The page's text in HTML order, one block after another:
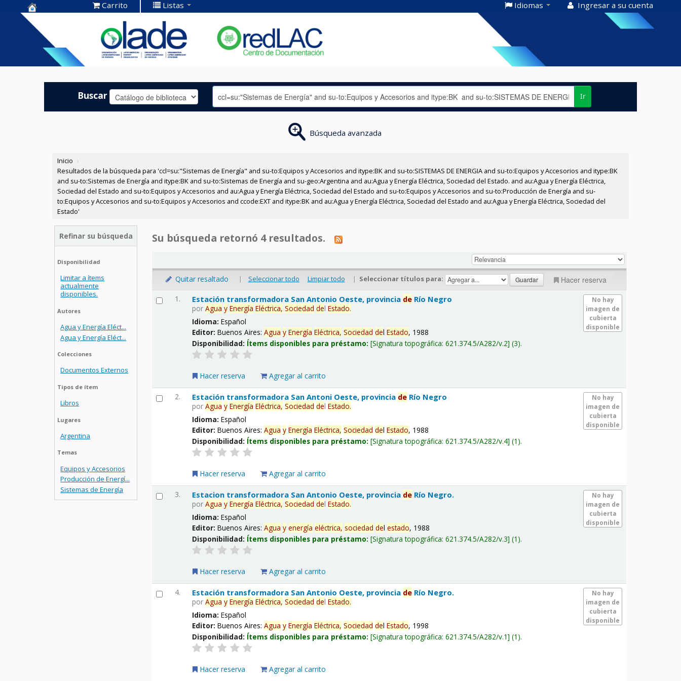
Centro de
Documentación
OLADE -
Carrito Listas Idiomas Ingresar a su cuenta
Buscar Ir
Búsqueda avanzada
Inicio ›
Resultados de la búsqueda para 'ccl=su:"Sistemas de Energía" and su-to:Equipos y Accesorios and itype:BK and su-to:SISTEMAS DE ENERGIA and su-to:Equipos y Accesorios and itype:BK
and su-to:Sistemas de Energía and itype:BK and su-to:Sistemas de Energía and su-geo:Argentina and au:Agua y Energía Eléctrica, Sociedad del Estado. and au:Agua y Energía Eléctrica,
Sociedad del Estado and su-to:Equipos y Accesorios and au:Agua y Energía Eléctrica, Sociedad del Estado and su-to:Equipos y Accesorios and su-to:Producción de Energía and su-
to:Equipos y Accesorios and su-to:Equipos y Accesorios and ccode:EXT and itype:BK and au:Agua y Energía Eléctrica, Sociedad del Estado and au:Agua y Energía Eléctrica, Sociedad del
Estado'
Refinar su búsqueda
Disponibilidad
Limitar a ítems
actualmente
disponibles.
Autores
Agua y Energía Eléct...
Agua y Energía Eléct...
Colecciones
Documentos Externos
Tipos de ítem
Libros
Lugares
Argentina
Temas
Equipos y Accesorios
Producción de Energí...
Sistemas de Energía
Su búsqueda retornó 4 resultados.
Quitar resaltado | Seleccionar todo Limpiar todo | Seleccionar títulos para: Hacer reserva
1.
No hay
imagen de
cubierta
disponible
Estación transformadora San Antonio Oeste, provincia de Río Negro
porAgua y Energía Eléctrica, Sociedad delEstado.
Idioma:Español
Editor:Buenos Aires:Agua y Energía Eléctrica, Sociedad delEstado, 1988
Disponibilidad: Ítems disponibles para préstamo: Signatura topográfica:621.374.5/A282/v.2 (3).
Hacer reserva Agregar al carrito
2.
No hay
imagen de
cubierta
disponible
Estación transformadora San Antoni Oeste, provincia de Río Negro
porAgua y Energía Eléctrica, Sociedad delEstado.
Idioma:Español
Editor:Buenos Aires:Agua y Energía Eléctrica, Sociedad delEstado, 1988
Disponibilidad: Ítems disponibles para préstamo: Signatura topográfica:621.374.5/A282/v.4 (1).
Hacer reserva Agregar al carrito
3.
No hay
imagen de
cubierta
disponible
Estacion transformadora San Antonio Oeste, provincia de Río Negro.
porAgua y Energía Eléctrica, Sociedad delEstado.
Idioma:Español
Editor:Buenos Aires:Agua y energía eléctrica, sociedad delestado, 1988
Disponibilidad: Ítems disponibles para préstamo: Signatura topográfica:621.374.5/A282/v.3 (1).
Hacer reserva Agregar al carrito
4.
No hay
imagen de
cubierta
disponible
Estación transformadora San Antonio Oeste, provincia de Río Negro.
porAgua y Energía Eléctrica, Sociedad delEstado.
Idioma:Español
Editor:Buenos Aires:Agua y Energía Eléctrica, Sociedad delEstado, 1998
Disponibilidad: Ítems disponibles para préstamo: Signatura topográfica:621.374.5/A282/v.1 (1).
Hacer reserva Agregar al carrito